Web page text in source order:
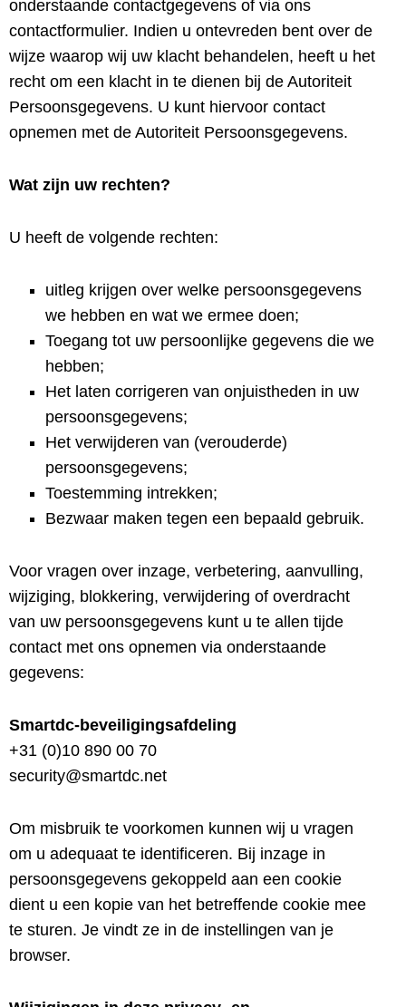
onderstaande contactgegevens of via ons
contactformulier. Indien u ontevreden bent over de
wijze waarop wij uw klacht behandelen, heeft u het
recht om een ​​klacht in te dienen bij de Autoriteit
Persoonsgegevens. U kunt hiervoor contact
opnemen met de Autoriteit Persoonsgegevens.
Wat zijn uw rechten?
U heeft de volgende rechten:
uitleg krijgen over welke persoonsgegevens
we hebben en wat we ermee doen;
Toegang tot uw persoonlijke gegevens die we
hebben;
Het laten corrigeren van onjuistheden in uw
persoonsgegevens;
Het verwijderen van (verouderde)
persoonsgegevens;
Toestemming intrekken;
Bezwaar maken tegen een bepaald gebruik.
Voor vragen over inzage, verbetering, aanvulling,
wijziging, blokkering, verwijdering of overdracht
van uw persoonsgegevens kunt u te allen tijde
contact met ons opnemen via onderstaande
gegevens:
Smartdc-beveiligingsafdeling
+31 (0)10 890 00 70
security@smartdc.net
Om misbruik te voorkomen kunnen wij u vragen
om u adequaat te identificeren. Bij inzage in
persoonsgegevens gekoppeld aan een cookie
dient u een kopie van het betreffende cookie mee
te sturen. Je vindt ze in de instellingen van je
browser.